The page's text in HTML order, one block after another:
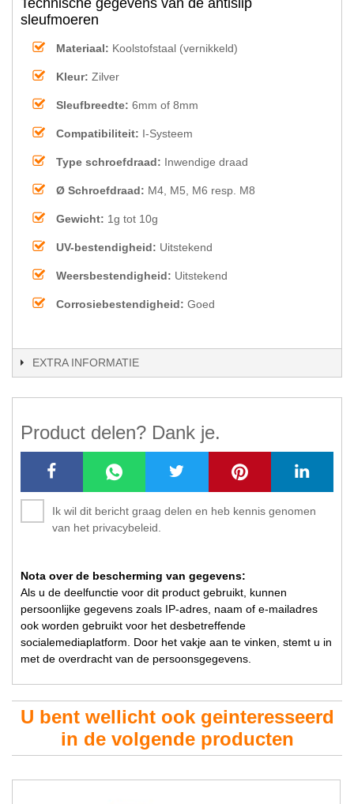
sleufmoeren
Materiaal: Koolstofstaal (vernikkeld)
Kleur: Zilver
Sleufbreedte: 6mm of 8mm
Compatibiliteit: I-Systeem
Type schroefdraad: Inwendige draad
Ø Schroefdraad: M4, M5, M6 resp. M8
Gewicht: 1g tot 10g
UV-bestendigheid: Uitstekend
Weersbestendigheid: Uitstekend
Corrosiebestendigheid: Goed
EXTRA INFORMATIE
Product delen? Dank je.
Ik wil dit bericht graag delen en heb kennis genomen
van het privacybeleid.
Nota over de bescherming van gegevens:
Als u de deelfunctie voor dit product gebruikt, kunnen
persoonlijke gegevens zoals IP-adres, naam of e-mailadres
ook worden gebruikt voor het desbetreffende
socialemediaplatform. Door het vakje aan te vinken, stemt u in
met de overdracht van de persoonsgegevens.
U bent wellicht ook geinteresseerd
in de volgende producten